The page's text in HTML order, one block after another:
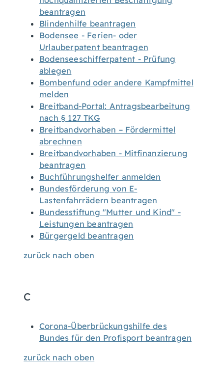
beantragen
Blindenhilfe beantragen
Bodensee - Ferien- oder
Urlauberpatent beantragen
Bodenseeschifferpatent - Prüfung
ablegen
Bombenfund oder andere Kampfmittel
melden
Breitband-Portal: Antragsbearbeitung
nach § 127 TKG
Breitbandvorhaben – Fördermittel
abrechnen
Breitbandvorhaben - Mitfinanzierung
beantragen
Buchführungshelfer anmelden
Bundesförderung von E-
Lastenfahrrädern beantragen
Bundesstiftung "Mutter und Kind" -
Leistungen beantragen
Bürgergeld beantragen
zurück nach oben
C
Corona-Überbrückungshilfe des
Bundes für den Profisport beantragen
zurück nach oben